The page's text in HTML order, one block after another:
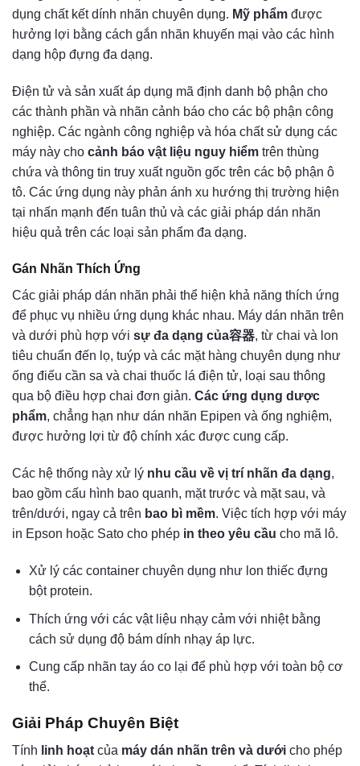
dụng chất kết dính nhãn chuyên dụng. Mỹ phẩm được
hưởng lợi bằng cách gắn nhãn khuyến mại vào các hình
dạng hộp đựng đa dạng.
Điện tử và sản xuất áp dụng mã định danh bộ phận cho
các thành phần và nhãn cảnh báo cho các bộ phận công
nghiệp. Các ngành công nghiệp và hóa chất sử dụng các
máy này cho cảnh báo vật liệu nguy hiểm trên thùng
chứa và thông tin truy xuất nguồn gốc trên các bộ phận ô
tô. Các ứng dụng này phản ánh xu hướng thị trường hiện
tại nhấn mạnh đến tuân thủ và các giải pháp dán nhãn
hiệu quả trên các loại sản phẩm đa dạng.
Gán Nhãn Thích Ứng
Các giải pháp dán nhãn phải thể hiện khả năng thích ứng
để phục vụ nhiều ứng dụng khác nhau. Máy dán nhãn trên
và dưới phù hợp với sự đa dạng của容器, từ chai và lon
tiêu chuẩn đến lọ, tuýp và các mặt hàng chuyên dụng như
ống điếu cần sa và chai thuốc lá điện tử, loại sau thông
qua bộ điều hợp chai đơn giản. Các ứng dụng dược
phẩm, chẳng hạn như dán nhãn Epipen và ống nghiệm,
được hưởng lợi từ độ chính xác được cung cấp.
Các hệ thống này xử lý nhu cầu về vị trí nhãn đa dạng,
bao gồm cấu hình bao quanh, mặt trước và mặt sau, và
trên/dưới, ngay cả trên bao bì mềm. Việc tích hợp với máy
in Epson hoặc Sato cho phép in theo yêu cầu cho mã lô.
Xử lý các container chuyên dụng như lon thiếc đựng
bột protein.
Thích ứng với các vật liệu nhạy cảm với nhiệt bằng
cách sử dụng độ bám dính nhạy áp lực.
Cung cấp nhãn tay áo co lại để phù hợp với toàn bộ cơ
thể.
Giải Pháp Chuyên Biệt
Tính linh hoạt của máy dán nhãn trên và dưới cho phép